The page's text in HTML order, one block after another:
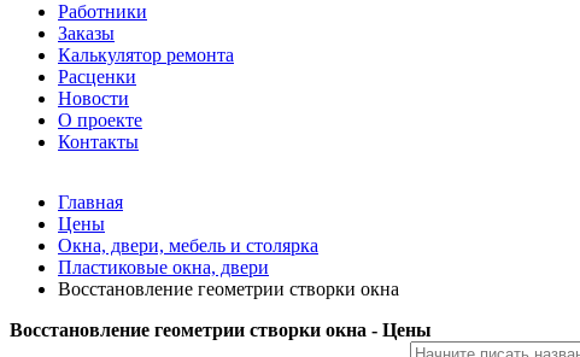
Работники
Заказы
Калькулятор ремонта
Расценки
Новости
О проекте
Контакты
Главная
Цены
Окна, двери, мебель и столярка
Пластиковые окна, двери
Восстановление геометрии створки окна
Восстановление геометрии створки окна - Цены